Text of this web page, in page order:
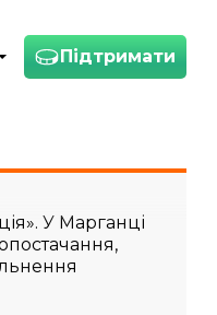
Підтримати
У Марганці